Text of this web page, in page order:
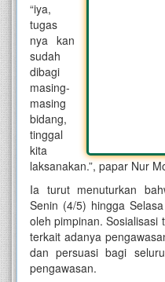
“iya,
tugas
nya kan
sudah
dibagi
masing-
masing
bidang,
tinggal
kita
laksanakan.”, papar Nur
Ia turut menuturkan
Senin (4/5) hingga
oleh pimpinan. Sosialisasi
terkait adanya
dan persuasi bagi
pengawasan.